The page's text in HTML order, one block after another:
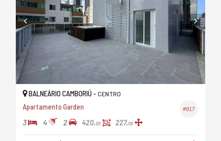
#917
BALNEÁRIO CAMBORIÚ - CENTRO
Apartamento Garden
3 4 2 420,00 227,00